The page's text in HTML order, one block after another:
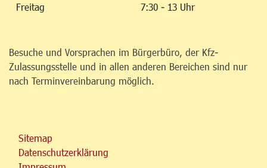
Freitag 7:30 - 13 Uhr
Besuche und Vorsprachen im Bürgerbüro, der Kfz-
Zulassungsstelle und in allen anderen Bereichen sind nur
nach Terminvereinbarung möglich.
Sitemap
Datenschutzerklärung